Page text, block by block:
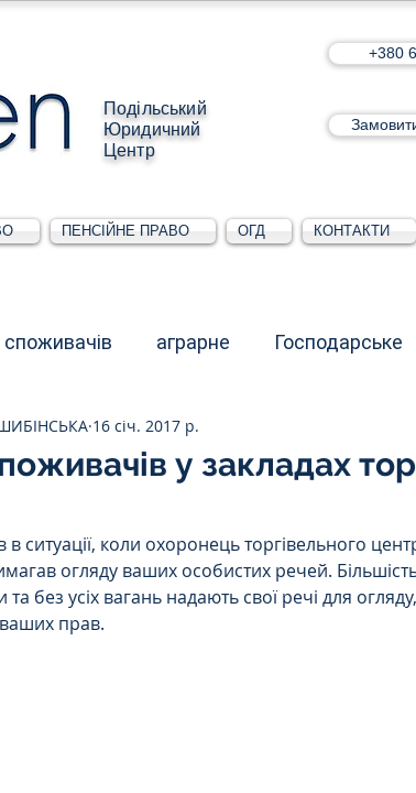
Подільський
Юридичний
Центр
+380
ПЕНСІЙНЕ ПРАВО ОГД КОНТАКТИ
аграрне Господарське
Для юридичних осіб
Корупційне Адміністративі порушення
у закладах
16 січ. 2017 р.
з 5 зірок.
ситуації, коли охоронець торгівельного
огляду ваших особистих речей.
та без усіх вагань надають свої речі для
прав.